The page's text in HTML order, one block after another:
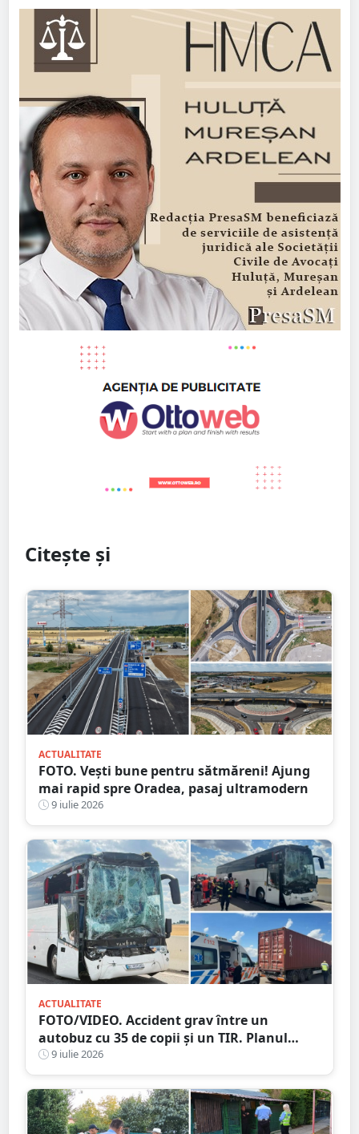
Citește și
ACTUALITATE
FOTO. Vești bune pentru sătmăreni! Ajung
mai rapid spre Oradea, pasaj ultramodern
9 iulie 2026
ACTUALITATE
FOTO/VIDEO. Accident grav între un
autobuz cu 35 de copii și un TIR. Planul
Roșu de Intervenție, 12 victime la spital
9 iulie 2026